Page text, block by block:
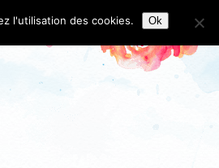
l'utilisation des cookies. Ok